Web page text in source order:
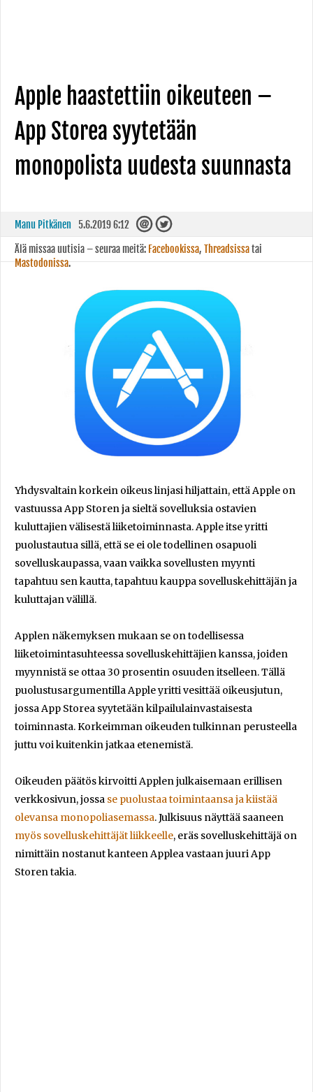
Apple haastettiin oikeuteen –
App Storea syytetään
monopolista uudesta suunnasta
Manu Pitkänen 5.6.2019 6:12
Älä missaa uutisia – seuraa meitä: Facebookissa, Threadsissatai
Mastodonissa.
Yhdysvaltain korkein oikeus linjasi hiljattain, että Apple on
vastuussa App Storen ja sieltä sovelluksia ostavien
kuluttajien välisestä liiketoiminnasta. Apple itse yritti
puolustautua sillä, että se ei ole todellinen osapuoli
sovelluskaupassa, vaan vaikka sovellusten myynti
tapahtuu sen kautta, tapahtuu kauppa sovelluskehittäjän ja
kuluttajan välillä.
Applen näkemyksen mukaan se on todellisessa
liiketoimintasuhteessa sovelluskehittäjien kanssa, joiden
myynnistä se ottaa 30 prosentin osuuden itselleen. Tällä
puolustusargumentilla Apple yritti vesittää oikeusjutun,
jossa App Storea syytetään kilpailulainvastaisesta
toiminnasta. Korkeimman oikeuden tulkinnan perusteella
juttu voi kuitenkin jatkaa etenemistä.
Oikeuden päätös kirvoitti Applen julkaisemaan erillisen
verkkosivun, jossa se puolustaa toimintaansa ja kiistää
olevansa monopoliasemassa. Julkisuus näyttää saaneen
myös sovelluskehittäjät liikkeelle, eräs sovelluskehittäjä on
nimittäin nostanut kanteen Applea vastaan juuri App
Storen takia.